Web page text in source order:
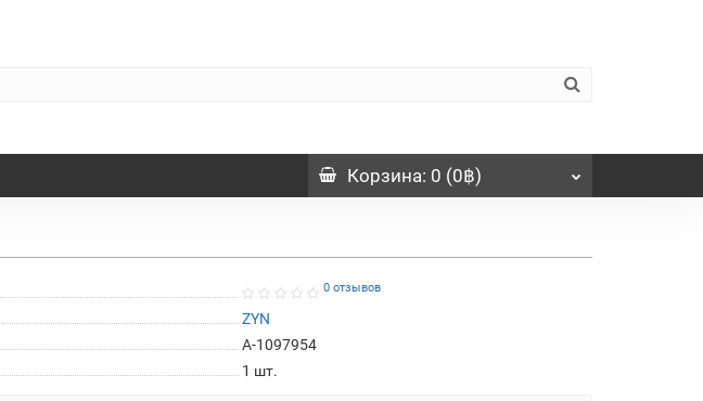
Корзина: 0 (0฿)
0 отзывов
ZYN
A-1097954
1 шт.